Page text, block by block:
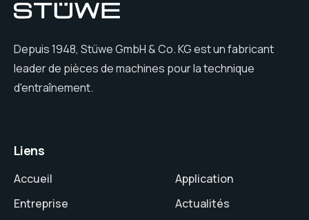
Depuis 1948, Stüwe GmbH & Co. KG est un fabricant
leader de pièces de machines pour la technique
d'entraînement.
Liens
Accueil
Entreprise
Application
Actualités